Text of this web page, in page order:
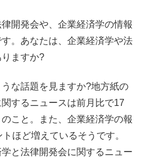
開発会や、企業経済学の情報
。あなたは、企業経済学や法
ますか?
な話題を見ますか?地方紙の
するニュースは前月比で17
こと。また、企業経済学の報
ほど増えているそうです。
と法律開発会に関するニュー